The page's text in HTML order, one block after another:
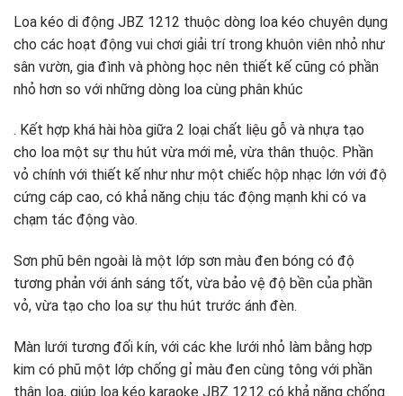
Loa kéo di động JBZ 1212 thuộc dòng loa kéo chuyên dụng
cho các hoạt động vui chơi giải trí trong khuôn viên nhỏ như
sân vườn, gia đình và phòng học nên thiết kế cũng có phần
nhỏ hơn so với những dòng loa cùng phân khúc
. Kết hợp khá hài hòa giữa 2 loại chất liệu gỗ và nhựa tạo
cho loa một sự thu hút vừa mới mẻ, vừa thân thuộc. Phần
vỏ chính với thiết kế như như một chiếc hộp nhạc lớn với độ
cứng cáp cao, có khả năng chịu tác động mạnh khi có va
chạm tác động vào.
Sơn phũ bên ngoài là một lớp sơn màu đen bóng có độ
tương phản với ánh sáng tốt, vừa bảo vệ độ bền của phần
vỏ, vừa tạo cho loa sự thu hút trước ánh đèn.
Màn lưới tương đối kín, với các khe lưới nhỏ làm bằng hợp
kim có phũ một lớp chống gỉ màu đen cùng tông với phần
thân loa, giúp loa kéo karaoke JBZ 1212 có khả năng chống